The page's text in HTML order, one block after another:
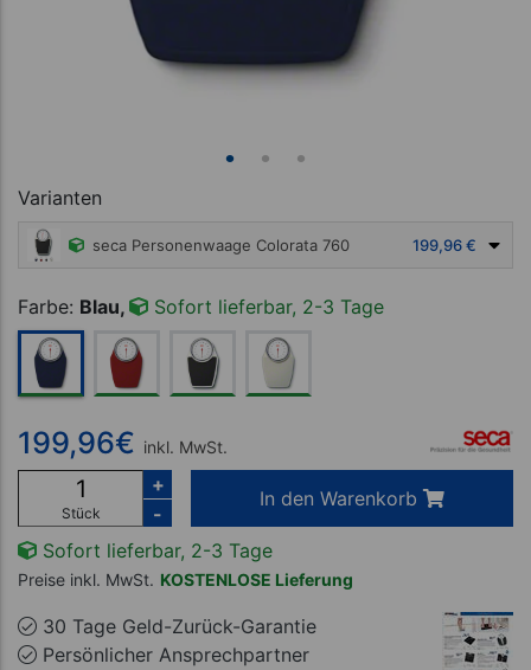
Varianten
seca Personenwaage Colorata 760 199,96 €
Farbe: Blau, Sofort lieferbar, 2-3 Tage
199,96€ inkl. MwSt.
Stück
+
-
In den Warenkorb
Sofort lieferbar, 2-3 Tage
Preise inkl. MwSt. KOSTENLOSE Lieferung
30 Tage Geld-Zurück-Garantie
Persönlicher Ansprechpartner